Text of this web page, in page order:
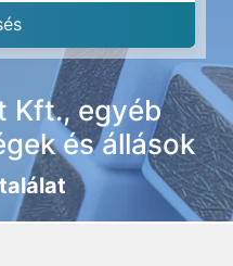
Kft., egyéb
és állások